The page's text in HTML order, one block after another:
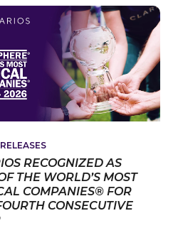
VARTA
UNTERSTÜTZEN
BENNY
LEUCHTER
UND
MAX
KRUSE
RACING
BEIM
LEGENDÄREN
NÜRBURGRING
RECOGNIZED AS
THE WORLD’S MOST
COMPANIES® FOR
CONSECUTIVE